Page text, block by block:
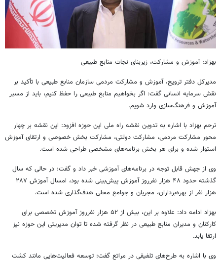
بهزاد: آموزش و مشارکت، زیربنای نجات منابع طبیعی
مدیرکل دفتر ترویج، آموزش و مشارکت مردمی سازمان منابع طبیعی با تأکید بر
نقش سرمایه انسانی گفت: اگر بخواهیم منابع طبیعی را حفظ کنیم، باید از مسیر
آموزش و فرهنگ‌سازی وارد شویم.
ترحم بهزاد با اشاره به تدوین نقشه راه ملی این حوزه افزود: این نقشه بر چهار
محور مشارکت مردمی، مشارکت دولتی، مشارکت بخش خصوصی و ارتقای آموزش
استوار شده و برای هر بخش برنامه‌های مشخصی طراحی شده است.
وی از جهش قابل توجه در برنامه‌های آموزشی خبر داد و گفت: در حالی که سال
گذشته حدود ۴۸ هزار نفرروز آموزش پیش‌بینی شده بود، امسال آموزش ۲۸۷
هزار نفر از بهره‌برداران، مجریان و جوامع محلی هدف‌گذاری شده است.
بهزاد ادامه داد: علاوه بر این، بیش از ۵۲ هزار نفرروز آموزش تخصصی برای
کارکنان و مدیران منابع طبیعی در نظر گرفته شده تا توان مدیریتی این حوزه نیز
ارتقا یابد.
وی با اشاره به طرح‌های تلفیقی در مراتع گفت: توسعه فعالیت‌هایی مانند کشت